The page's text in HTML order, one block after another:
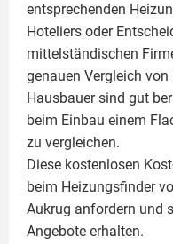
entsprechenden
Hoteliers oder
mittelständischen
genauen Vergleich
Hausbauer sind gut
beim Einbau einem
zu vergleichen.
Diese kostenlosen
beim Heizungsfinder
Aukrug anfordern und
Angebote erhalten.